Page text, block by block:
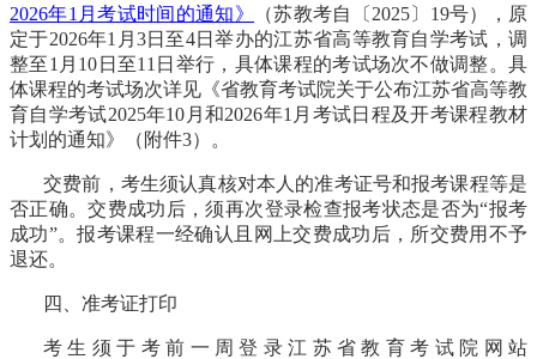
2026年1月考试时间的通知》
（苏教考自〔 2025〕19号）， 原
定于2026年1月3日至4日举办的江苏省高等教育自学考试，调
整至1月10日至11日举行，具体课程的考试场次不做调整。 具
体课程的考试场次详见《省教育考试院关于公布江苏省高等教
育自学考试2025年10月和2026年1月考试日程及开考课程教材
计划的通知》（附件3）。
交费前，考生须认真核对本人的准考证号和报考课程等是
否正确。交费成功后，须再次登录检查报考状态是否为“报考
成功”。报考课程一经确认且网上交费成功后，所交费用不予
退还。
四、准考证打印
考生须于考前一周登录江苏省教育考试院网站